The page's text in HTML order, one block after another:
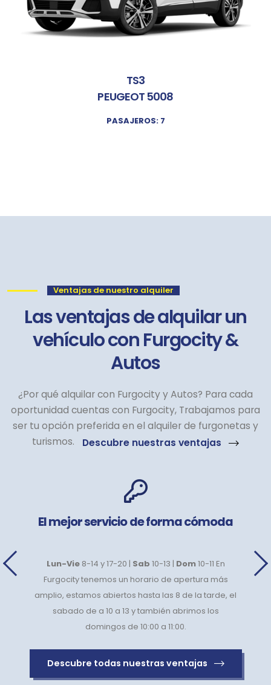
TS3
PEUGEOT 5008
PASAJEROS: 7
Ventajas de nuestro alquiler
Las ventajas de alquilar un
vehículo con Furgocity &
Autos
¿Por qué alquilar con Furgocity y Autos? Para cada
oportunidad cuentas con Furgocity, Trabajamos para
ser tu opción preferida en el alquiler de furgonetas y
turismos.
Descubre nuestras ventajas
El mejor servicio de forma cómoda
Lun-Vie8-14 y 17-20 | Sab 10-13 | Dom10-11 En
Furgocity tenemos un horario de apertura más
amplio, estamos abiertos hasta las 8 de la tarde, el
sabado de a 10 a 13 y también abrimos los
domingos de 10:00 a 11:00.
Descubre todas nuestras ventajas